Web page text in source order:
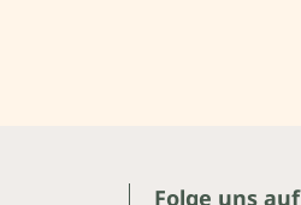
Folge uns auf